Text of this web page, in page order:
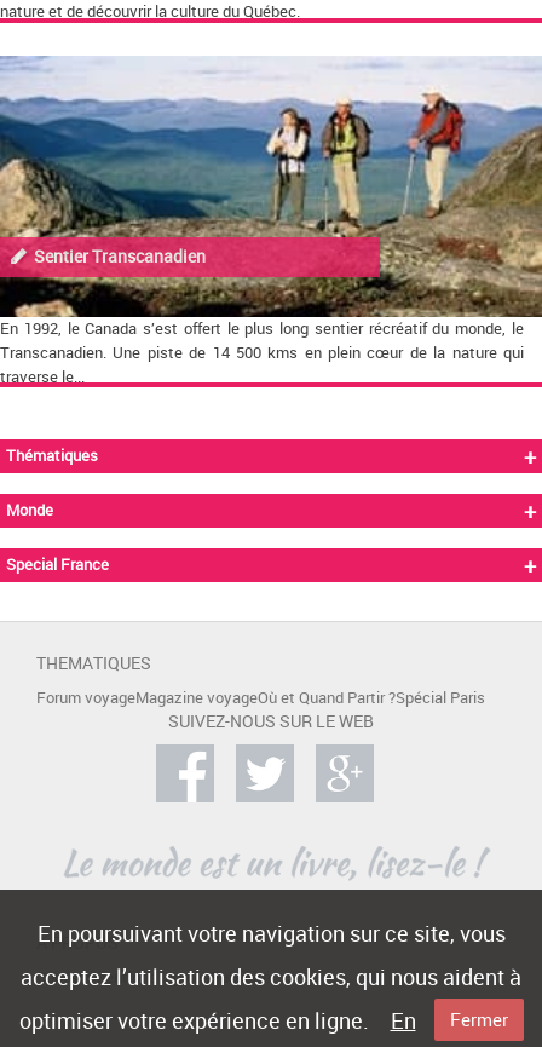
En poursuivant votre navigation sur ce site, vous
acceptez l’utilisation des cookies, qui nous aident à
optimiser votre expérience en ligne.
Fermer
En
nature et de découvrir la culture du Québec.
Sentier Transcanadien
En 1992, le Canada s’est offert le plus long sentier récréatif du monde, le
Transcanadien. Une piste de 14 500 kms en plein cœur de la nature qui
traverse le...
Thématiques +
Monde +
Special France +
THEMATIQUES
Forum voyageMagazine voyageOù et Quand Partir ?Spécial Paris
SUIVEZ-NOUS SUR LE WEB
A PROPOS
ContactMentions légalesPublicité